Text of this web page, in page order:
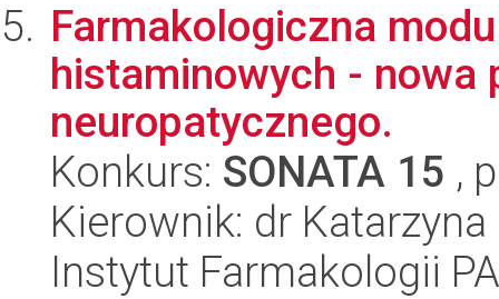
Farmakologiczna
histaminowych - nowa
neuropatycznego.
Konkurs: SONATA 15 ,
Kierownik: dr Katarzyna
Instytut Farmakologii